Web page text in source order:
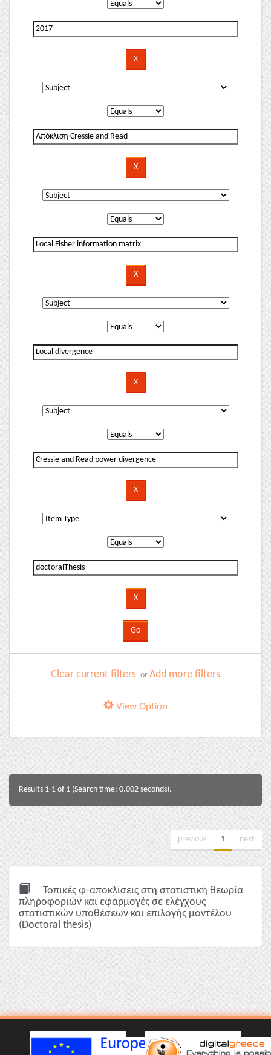
Clear current filters or Add more filters
View Option
Results 1-1 of 1 (Search time: 0.002 seconds).
previous 1 next
Τοπικές φ-αποκλίσεις στη στατιστική θεωρία
πληροφοριών και εφαρμογές σε ελέγχους
στατιστικών υποθέσεων και επιλογής μοντέλου
(Doctoral thesis)